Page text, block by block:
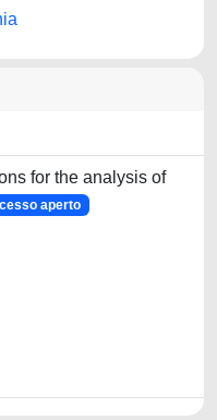
for the analysis of
aperto